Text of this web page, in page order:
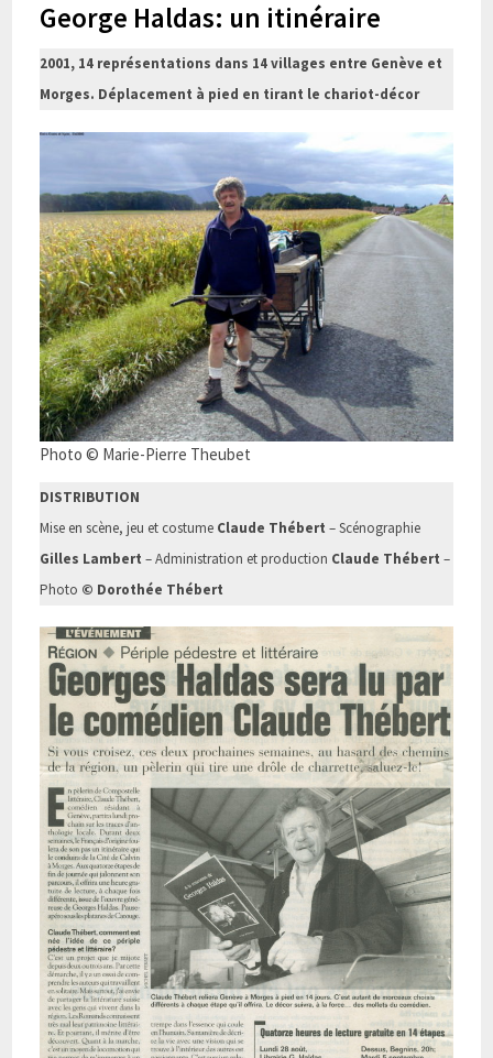
George Haldas: un itinéraire
2001, 14 représentations dans 14 villages entre Genève et
Morges. Déplacement à pied en tirant le chariot-décor
Photo © Marie-Pierre Theubet
DISTRIBUTION
Mise en scène, jeu et costume Claude Thébert – Scénographie
Gilles Lambert – Administration et production Claude Thébert –
Photo © Dorothée Thébert